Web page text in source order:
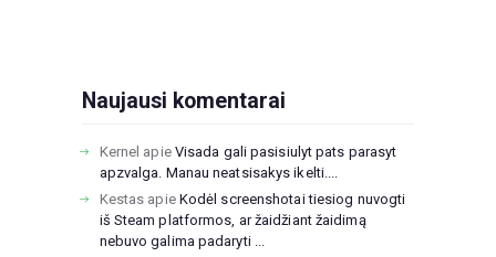
Naujausi komentarai
Kernel apie Visada gali pasisiulyt pats parasyt
apzvalga. Manau neatsisakys ikelti....
Kestas apie Kodėl screenshotai tiesiog nuvogti
iš Steam platformos, ar žaidžiant žaidimą
nebuvo galima padaryti ...